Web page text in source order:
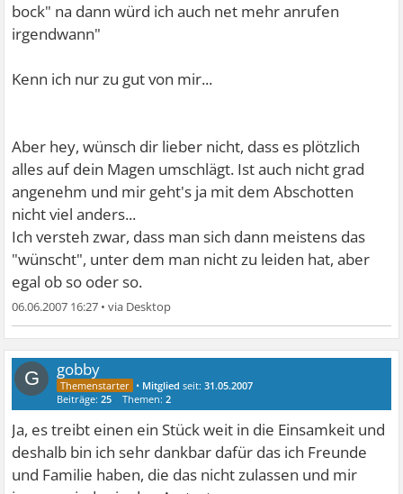
bock" na dann würd ich auch net mehr anrufen
irgendwann"
Kenn ich nur zu gut von mir...
Aber hey, wünsch dir lieber nicht, dass es plötzlich
alles auf dein Magen umschlägt. Ist auch nicht grad
angenehm und mir geht's ja mit dem Abschotten
nicht viel anders...
Ich versteh zwar, dass man sich dann meistens das
"wünscht", unter dem man nicht zu leiden hat, aber
egal ob so oder so.
06.06.2007 16:27 •
G gobby
• Mitglied seit:31.05.2007
Beiträge:25 Themen:2
Ja, es treibt einen ein Stück weit in die Einsamkeit und
deshalb bin ich sehr dankbar dafür das ich Freunde
und Familie haben, die das nicht zulassen und mir